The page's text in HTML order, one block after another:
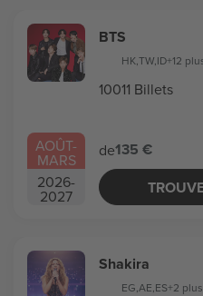
AOÛT-
MARS
2026-
2027
BTS
HK,TW,ID+12
10011 Billets
de135 €
Shakira
EG,AE,ES+2 plus